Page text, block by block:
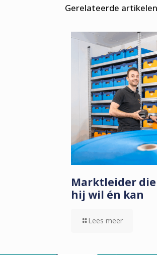
Gerelateerde
Marktleider
hij wil én kan
Lees meer